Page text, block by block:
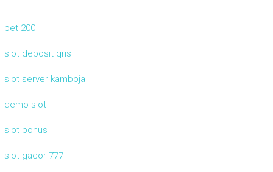
bet 200
slot deposit qris
slot server kamboja
demo slot
slot bonus
slot gacor 777